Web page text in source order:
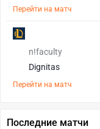
Перейти на матч
n!faculty
Dignitas
Перейти на матч
Последние матчи